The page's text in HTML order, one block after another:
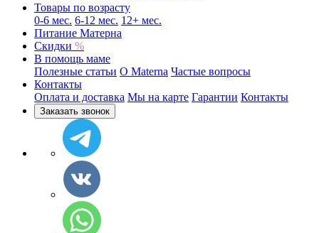
Товары по возрасту
0-6 мес. 6-12 мес. 12+ мес.
Питание Матерна
Скидки %
В помощь маме
Полезные статьи O Materna Частые вопросы
Контакты
Оплата и доставка Мы на карте Гарантии Контакты
Заказать звонок